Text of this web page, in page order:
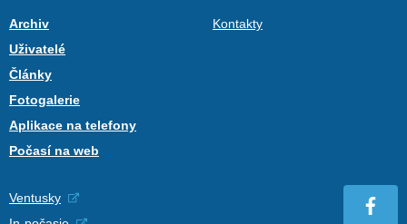
Archiv
Uživatelé
Články
Fotogalerie
Aplikace na telefony
Počasí na web
Kontakty
Ventusky